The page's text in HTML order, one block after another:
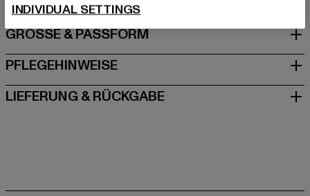
GRÖSSE & PASSFORM
PFLEGEHINWEISE
LIEFERUNG & RÜCKGABE
INDIVIDUAL SETTINGS